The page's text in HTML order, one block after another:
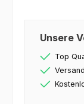
Unsere
Top